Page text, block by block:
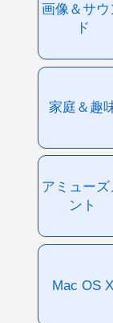
画像＆サウ
ド
家庭＆趣
アミューズ
ント
Mac OS X